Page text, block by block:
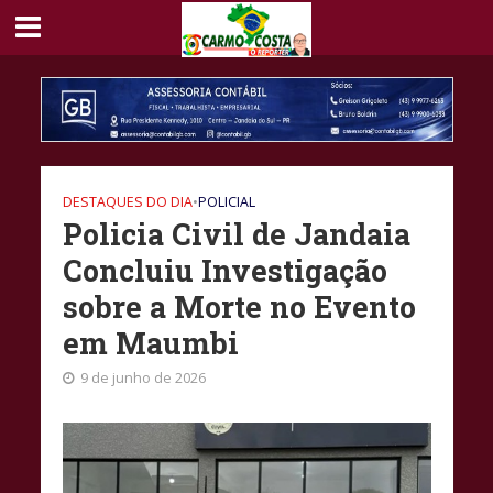
DESTAQUES DO DIA•POLICIAL
Policia Civil de Jandaia
Concluiu Investigação
sobre a Morte no Evento
em Maumbi
9 de junho de 2026